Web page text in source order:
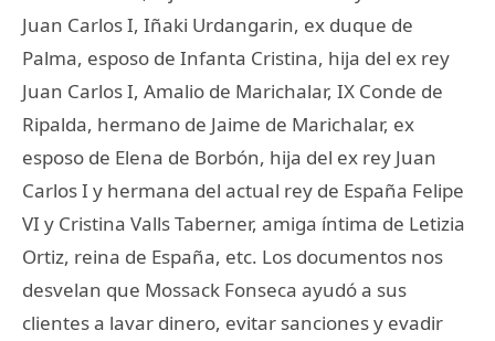
Juan Carlos I, Iñaki Urdangarin, ex duque de
Palma, esposo de Infanta Cristina, hija del ex rey
Juan Carlos I, Amalio de Marichalar, IX Conde de
Ripalda, hermano de Jaime de Marichalar, ex
esposo de Elena de Borbón, hija del ex rey Juan
Carlos I y hermana del actual rey de España Felipe
VI y Cristina Valls Taberner, amiga íntima de Letizia
Ortiz, reina de España, etc. Los documentos nos
desvelan que Mossack Fonseca ayudó a sus
clientes a lavar dinero, evitar sanciones y evadir